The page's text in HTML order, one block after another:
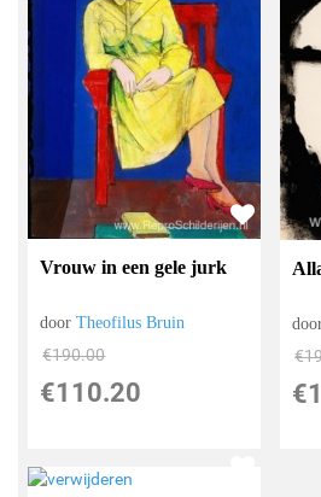
Vrouw in een gele jurk
doorTheofilus Bruin
€190.00
€110.20
€
€